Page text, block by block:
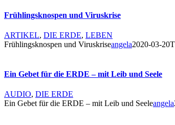
Frühlingsknospen und Viruskrise
ARTIKEL, DIE ERDE, LEBEN
Frühlingsknospen und Viruskriseangela2020-03-
Ein Gebet für die ERDE – mit Leib und Seele
AUDIO, DIE ERDE
Ein Gebet für die ERDE – mit Leib und Seeleangela